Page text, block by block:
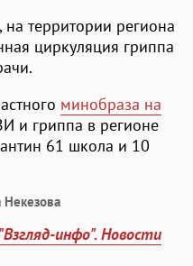
территории региона
циркуляция гриппа
минобраза на
и гриппа в регионе
61 школа и 10
Некезова
инфо". Новости